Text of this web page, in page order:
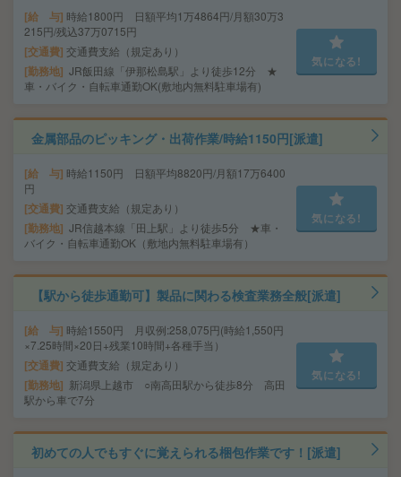
給 与 時給1800円 日額平均1万4864円/月額30万3
215円/残込37万0715円
交通費 交通費支給（規定あり）
勤務地 JR飯田線「伊那松島駅」より徒歩12分 ★
車・バイク・自転車通勤OK(敷地内無料駐車場有)
気になる!
金属部品のピッキング・出荷作業/時給1150円[派遣]
給 与 時給1150円 日額平均8820円/月額17万6400
円
交通費 交通費支給（規定あり）
勤務地 JR信越本線「田上駅」より徒歩5分 ★車・
バイク・自転車通勤OK（敷地内無料駐車場有）
気になる!
【駅から徒歩通勤可】製品に関わる検査業務全般[派遣]
給 与 時給1550円 月収例:258,075円(時給1,550円
×7.25時間×20日+残業10時間+各種手当）
交通費 交通費支給（規定あり）
勤務地
新潟県上越市 ○南高田駅から徒歩8分 高田
駅から車で7分
気になる!
初めての人でもすぐに覚えられる梱包作業です！[派遣]